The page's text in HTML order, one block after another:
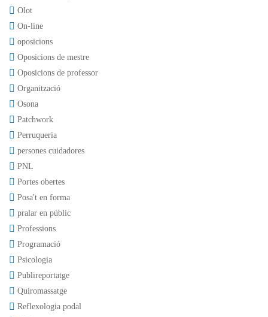
Olot
On-line
oposicions
Oposicions de mestre
Oposicions de professor
Organització
Osona
Patchwork
Perruqueria
persones cuidadores
PNL
Portes obertes
Posa't en forma
pralar en públic
Professions
Programació
Psicologia
Publireportatge
Quiromassatge
Reflexologia podal